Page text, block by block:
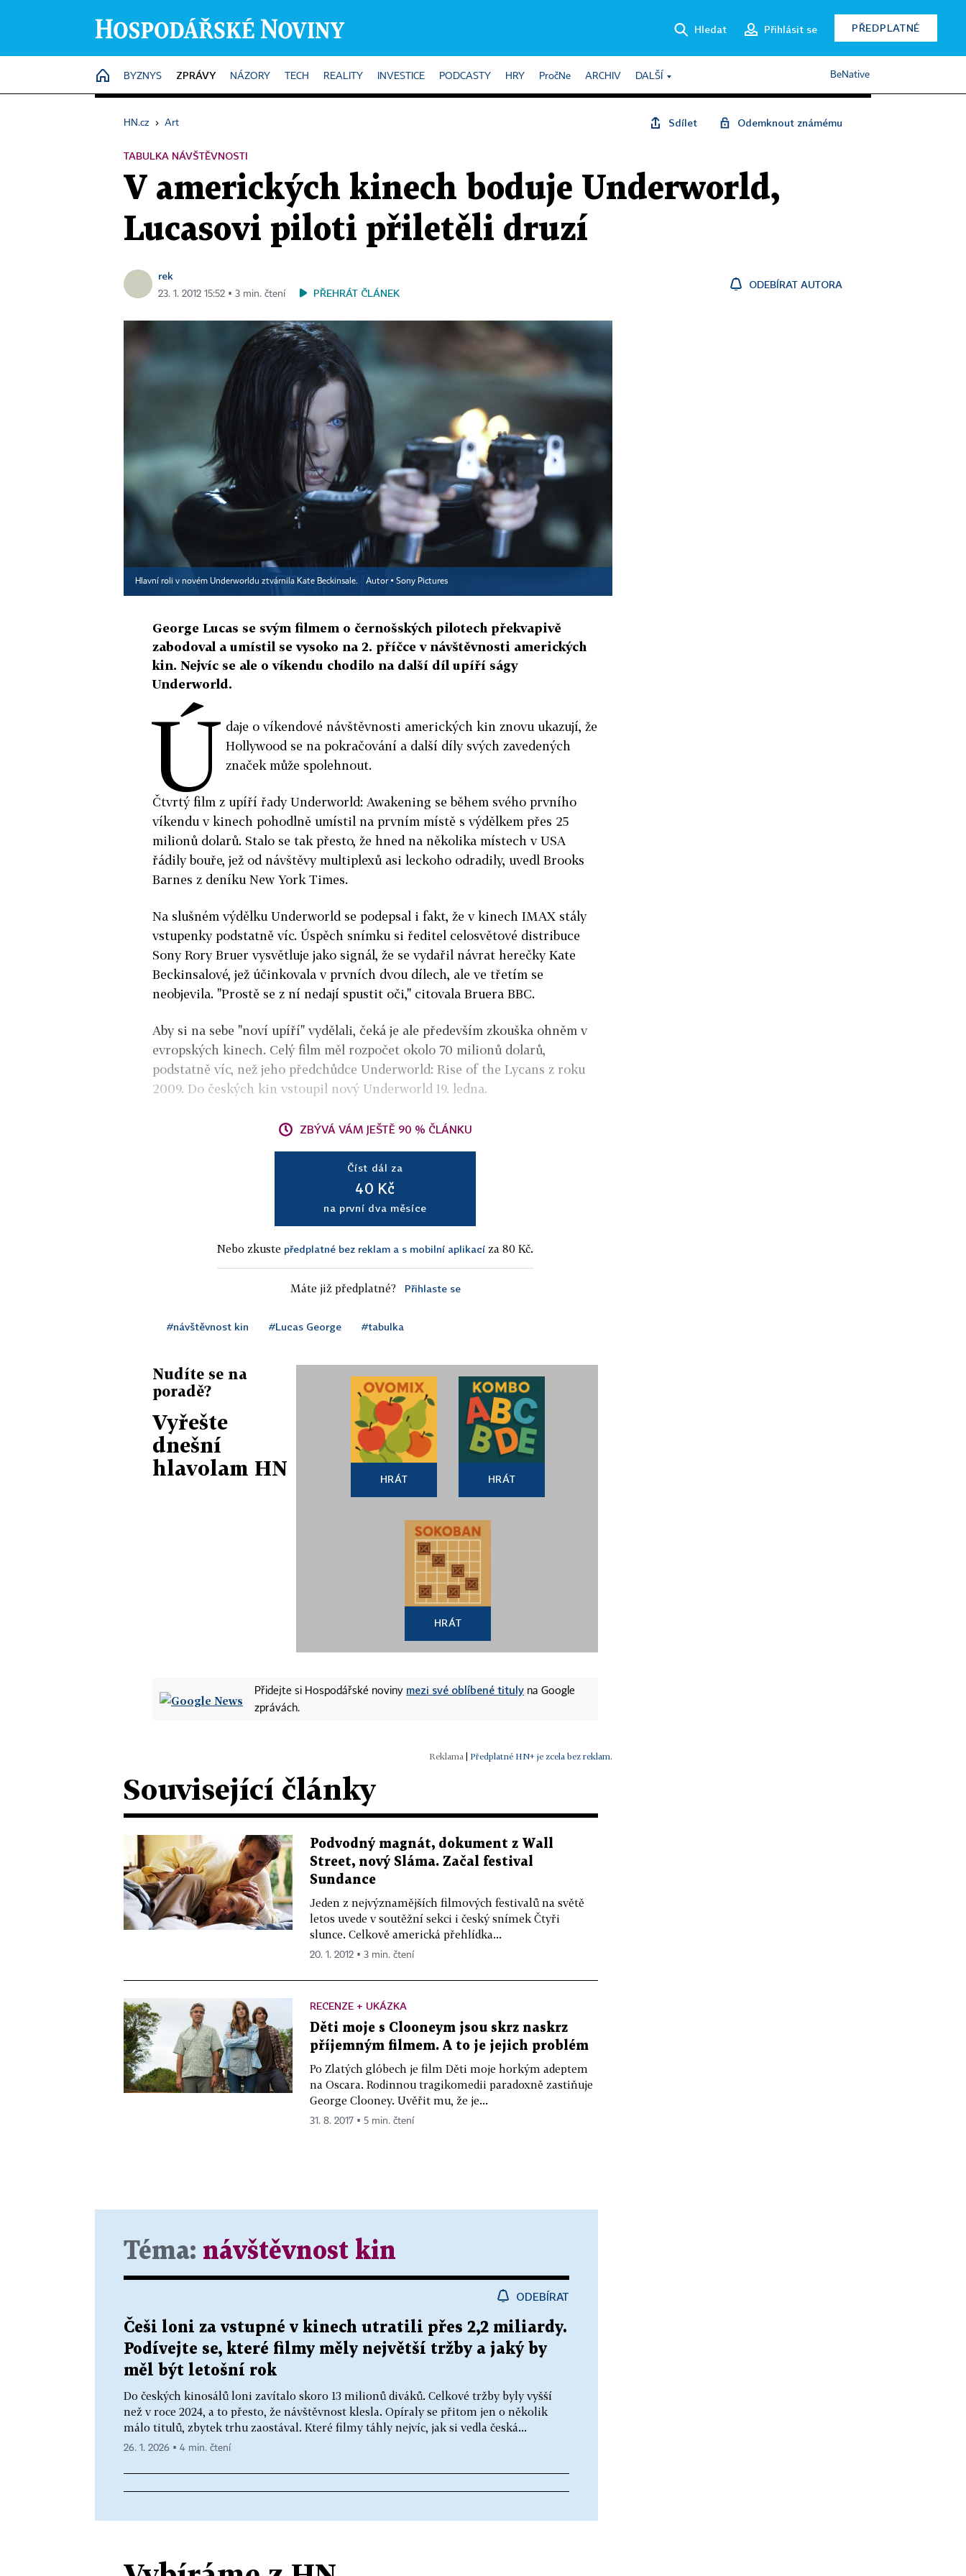
Hledat Přihlásit se PŘEDPLATNÉ
HOME
BYZNYS ZPRÁVY NÁZORY TECH REALITY INVESTICE PODCASTY HRY PročNe ARCHIV DALŠÍ BeNative
HN.cz › Art Sdílet Odemknout známému
TABULKA NÁVŠTĚVNOSTI
V amerických kinech boduje Underworld,
Lucasovi piloti přiletěli druzí
rek
23. 1. 2012 15:52 ▪ 3 min. čtení PŘEHRÁT ČLÁNEK
ODEBÍRAT AUTORA
Hlavní roli v novém Underworldu ztvárnila Kate Beckinsale. Autor ▪ Sony Pictures
George Lucas se svým filmem o černošských pilotech překvapivě
zabodoval a umístil se vysoko na 2. příčce v návštěvnosti amerických
kin. Nejvíc se ale o víkendu chodilo na další díl upíří ságy
Underworld.
Ú daje o víkendové návštěvnosti amerických kin znovu ukazují, že
Hollywood se na pokračování a další díly svých zavedených
značek může spolehnout.
Čtvrtý film z upíří řady Underworld: Awakening se během svého prvního
víkendu v kinech pohodlně umístil na prvním místě s výdělkem přes 25
milionů dolarů. Stalo se tak přesto, že hned na několika místech v USA
řádily bouře, jež od návštěvy multiplexů asi leckoho odradily, uvedl Brooks
Barnes z deníku New York Times.
Na slušném výdělku Underworld se podepsal i fakt, že v kinech IMAX stály
vstupenky podstatně víc. Úspěch snímku si ředitel celosvětové distribuce
Sony Rory Bruer vysvětluje jako signál, že se vydařil návrat herečky Kate
Beckinsalové, jež účinkovala v prvních dvou dílech, ale ve třetím se
neobjevila. "Prostě se z ní nedají spustit oči," citovala Bruera BBC.
Aby si na sebe "noví upíří" vydělali, čeká je ale především zkouška ohněm v
evropských kinech. Celý film měl rozpočet okolo 70 milionů dolarů,
podstatně víc, než jeho předchůdce Underworld: Rise of the Lycans z roku
2009. Do českých kin vstoupil nový Underworld 19. ledna.
ZBÝVÁ VÁM JEŠTĚ 90 % ČLÁNKU
Číst dál za
40 Kč
na první dva měsíce
Nebo zkuste předplatné bez reklam a s mobilní aplikací za 80 Kč.
Máte již předplatné? Přihlaste se
#návštěvnost kin #Lucas George #tabulka
Nudíte se na
poradě?
Vyřešte
dnešní
hlavolam HN
HRÁT HRÁT
HRÁT
Přidejte si Hospodářské noviny mezi své oblíbené tituly na Google
zprávách.
| Předplatné HN+ je zcela bez reklam.
Související články
Podvodný magnát, dokument z Wall
Street, nový Sláma. Začal festival
Sundance
Jeden z nejvýznamějších filmových festivalů na světě
letos uvede v soutěžní sekci i český snímek Čtyři
slunce. Celkově americká přehlídka...
20. 1. 2012 ▪ 3 min. čtení
RECENZE + UKÁZKA
Děti moje s Clooneym jsou skrz naskrz
příjemným filmem. A to je jejich problém
Po Zlatých glóbech je film Děti moje horkým adeptem
na Oscara. Rodinnou tragikomedii paradoxně zastiňuje
George Clooney. Uvěřit mu, že je...
31. 8. 2017 ▪ 5 min. čtení
Téma: návštěvnost kin
ODEBÍRAT
Češi loni za vstupné v kinech utratili přes 2,2 miliardy.
Podívejte se, které filmy měly největší tržby a jaký by
měl být letošní rok
Do českých kinosálů loni zavítalo skoro 13 milionů diváků. Celkové tržby byly vyšší
než v roce 2024, a to přesto, že návštěvnost klesla. Opíraly se přitom jen o několik
málo titulů, zbytek trhu zaostával. Které filmy táhly nejvíc, jak si vedla česká...
26. 1. 2026 ▪ 4 min. čtení